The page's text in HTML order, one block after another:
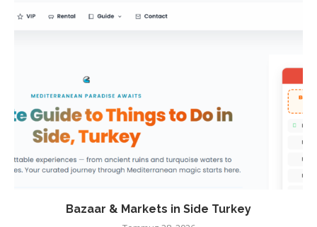
Bazaar & Markets in Side Turkey